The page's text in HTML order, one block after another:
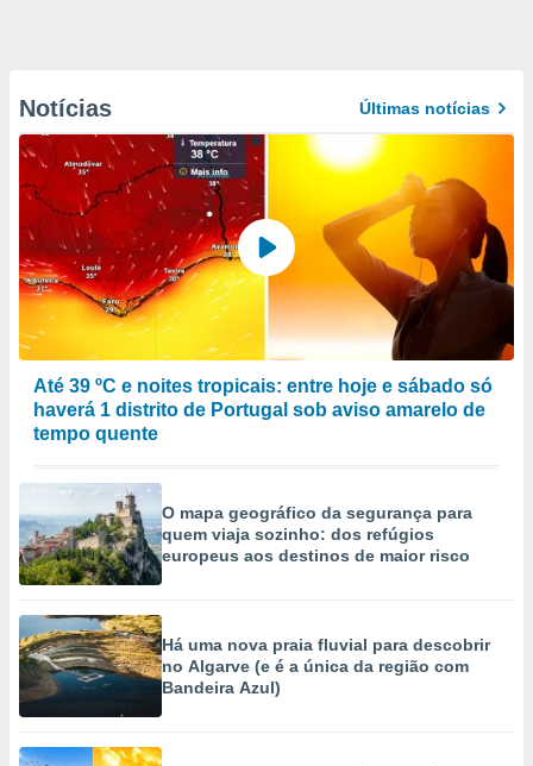
Notícias Últimas notícias
Até 39 ºC e noites tropicais: entre hoje e sábado só
haverá 1 distrito de Portugal sob aviso amarelo de
tempo quente
O mapa geográfico da segurança para
quem viaja sozinho: dos refúgios
europeus aos destinos de maior risco
Há uma nova praia fluvial para descobrir
no Algarve (e é a única da região com
Bandeira Azul)